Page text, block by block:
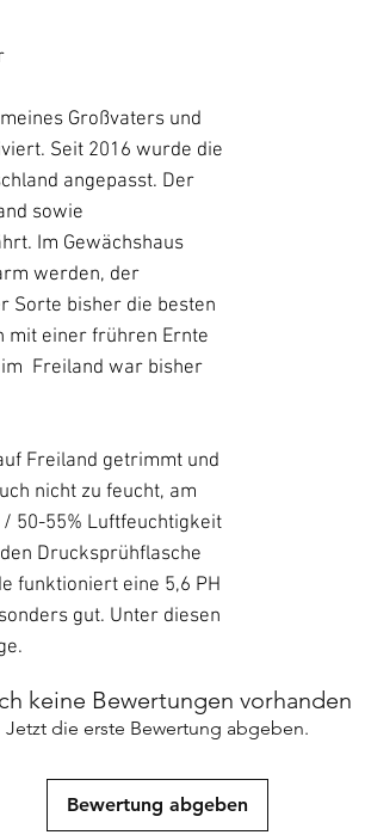
Großvaters und
Seit 2016 wurde die
angepasst. Der
sowie
Im Gewächshaus
werden, der
Sorte bisher die besten
mit einer frühren Ernte
Freiland war bisher
Freiland getrimmt und
nicht zu feucht, am
50-55% Luftfeuchtigkeit
Drucksprühflasche
funktioniert eine 5,6 PH
gut. Unter diesen
keine Bewertungen vorhanden
Jetzt die erste Bewertung abgeben.
Bewertung abgeben